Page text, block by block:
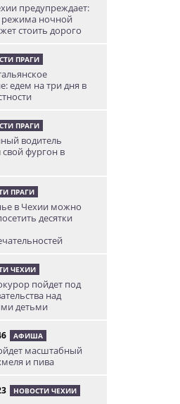
предупреждает:
ночной
стоить дорого
ПРАГИ
едем на три дня в
ПРАГИ
водитель
свой фургон в
ПРАГИ
в Чехии можно
десятки
ЧЕХИИ
пойдет под
над
детьми
АФИША
масштабный
и пива
НОВОСТИ ЧЕХИИ